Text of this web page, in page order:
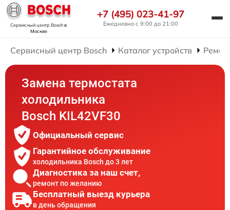
Сервисный центр Boschв
Москве
+7 (495) 023-41-97
Ежедневно с 9:00 до 21:00
Сервисный центр Bosch Каталог устройств
Замена термостата
холодильника
Bosch KIL42VF30
Официальный сервис
Гарантийное обслуживание
холодильника Bosch до 3 лет
Диагностика за наш счет,
ремонт по желанию
Бесплатный выезд курьера
в день обращения